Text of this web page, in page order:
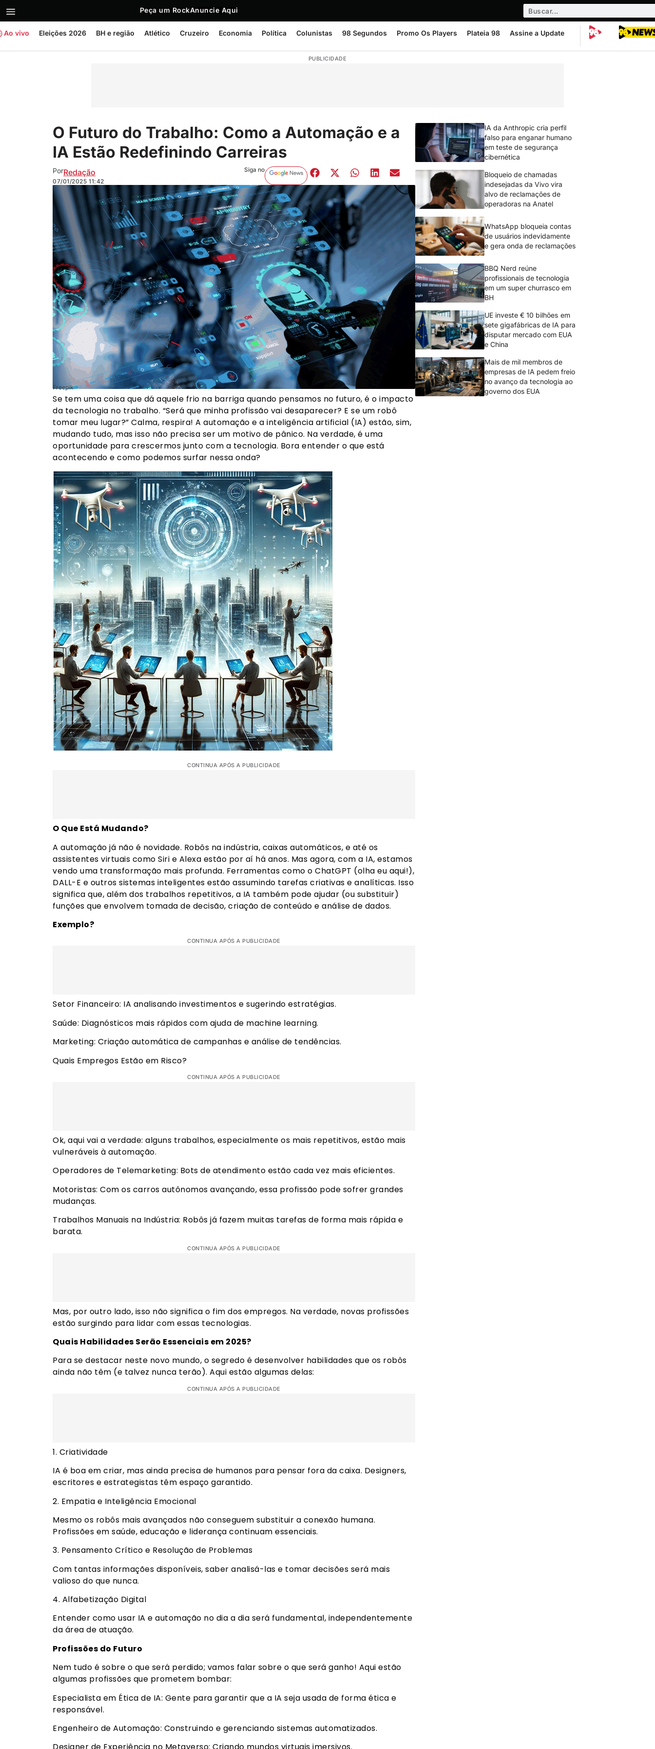
Peça um RockAnuncie Aqui
Ao vivo Eleições 2026 BH e região Atlético Cruzeiro Economia Política Colunistas 98 Segundos Promo Os Players Plateia 98 Assine a Update
PUBLICIDADE
O Futuro do Trabalho: Como a Automação e a
IA Estão Redefinindo Carreiras
PorRedação
07/01/2025 11:42
Siga no
Freepik
Se tem uma coisa que dá aquele frio na barriga quando pensamos no futuro, é o impacto
da tecnologia no trabalho. “Será que minha profissão vai desaparecer? E se um robô
tomar meu lugar?” Calma, respira! A automação e a inteligência artificial (IA) estão, sim,
mudando tudo, mas isso não precisa ser um motivo de pânico. Na verdade, é uma
oportunidade para crescermos junto com a tecnologia. Bora entender o que está
acontecendo e como podemos surfar nessa onda?
CONTINUA APÓS A PUBLICIDADE
O Que Está Mudando?
A automação já não é novidade. Robôs na indústria, caixas automáticos, e até os
assistentes virtuais como Siri e Alexa estão por aí há anos. Mas agora, com a IA, estamos
vendo uma transformação mais profunda. Ferramentas como o ChatGPT (olha eu aqui!),
DALL-E e outros sistemas inteligentes estão assumindo tarefas criativas e analíticas. Isso
significa que, além dos trabalhos repetitivos, a IA também pode ajudar (ou substituir)
funções que envolvem tomada de decisão, criação de conteúdo e análise de dados.
Exemplo?
CONTINUA APÓS A PUBLICIDADE
Setor Financeiro: IA analisando investimentos e sugerindo estratégias.
Saúde: Diagnósticos mais rápidos com ajuda de machine learning.
Marketing: Criação automática de campanhas e análise de tendências.
Quais Empregos Estão em Risco?
CONTINUA APÓS A PUBLICIDADE
Ok, aqui vai a verdade: alguns trabalhos, especialmente os mais repetitivos, estão mais
vulneráveis à automação.
Operadores de Telemarketing: Bots de atendimento estão cada vez mais eficientes.
Motoristas: Com os carros autônomos avançando, essa profissão pode sofrer grandes
mudanças.
Trabalhos Manuais na Indústria: Robôs já fazem muitas tarefas de forma mais rápida e
barata.
CONTINUA APÓS A PUBLICIDADE
Mas, por outro lado, isso não significa o fim dos empregos. Na verdade, novas profissões
estão surgindo para lidar com essas tecnologias.
Quais Habilidades Serão Essenciais em 2025?
Para se destacar neste novo mundo, o segredo é desenvolver habilidades que os robôs
ainda não têm (e talvez nunca terão). Aqui estão algumas delas:
CONTINUA APÓS A PUBLICIDADE
1. Criatividade
IA é boa em criar, mas ainda precisa de humanos para pensar fora da caixa. Designers,
escritores e estrategistas têm espaço garantido.
2. Empatia e Inteligência Emocional
Mesmo os robôs mais avançados não conseguem substituir a conexão humana.
Profissões em saúde, educação e liderança continuam essenciais.
3. Pensamento Crítico e Resolução de Problemas
Com tantas informações disponíveis, saber analisá-las e tomar decisões será mais
valioso do que nunca.
4. Alfabetização Digital
Entender como usar IA e automação no dia a dia será fundamental, independentemente
da área de atuação.
Profissões do Futuro
Nem tudo é sobre o que será perdido; vamos falar sobre o que será ganho! Aqui estão
algumas profissões que prometem bombar:
Especialista em Ética de IA: Gente para garantir que a IA seja usada de forma ética e
responsável.
Engenheiro de Automação: Construindo e gerenciando sistemas automatizados.
IA da Anthropic cria perfil
falso para enganar humano
em teste de segurança
cibernética
Bloqueio de chamadas
indesejadas da Vivo vira
alvo de reclamações de
operadoras na Anatel
WhatsApp bloqueia contas
de usuários indevidamente
e gera onda de reclamações
BBQ Nerd reúne
profissionais de tecnologia
em um super churrasco em
BH
UE investe € 10 bilhões em
sete gigafábricas de IA para
disputar mercado com EUA
e China
Mais de mil membros de
empresas de IA pedem freio
no avanço da tecnologia ao
governo dos EUA